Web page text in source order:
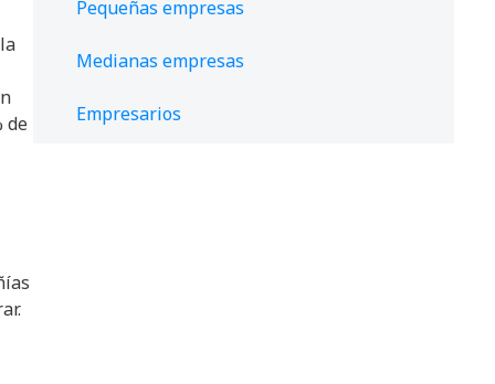
de
Pequeñas empresas
Medianas empresas
Empresarios